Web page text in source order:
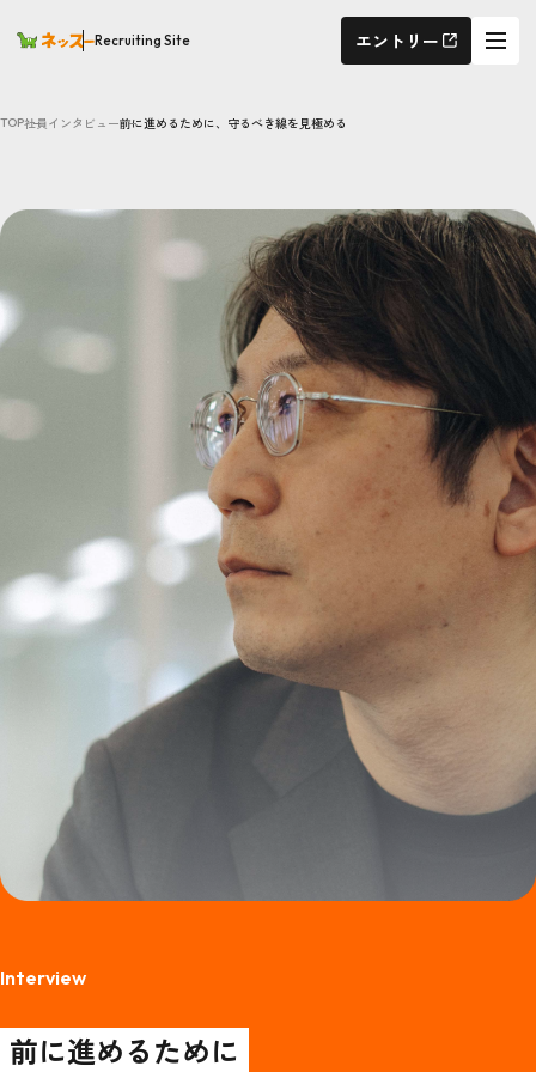
Recruiting Site エントリー
TOP社員インタビュー前に進めるために、守るべき線を見極める
Interview
前に進めるために